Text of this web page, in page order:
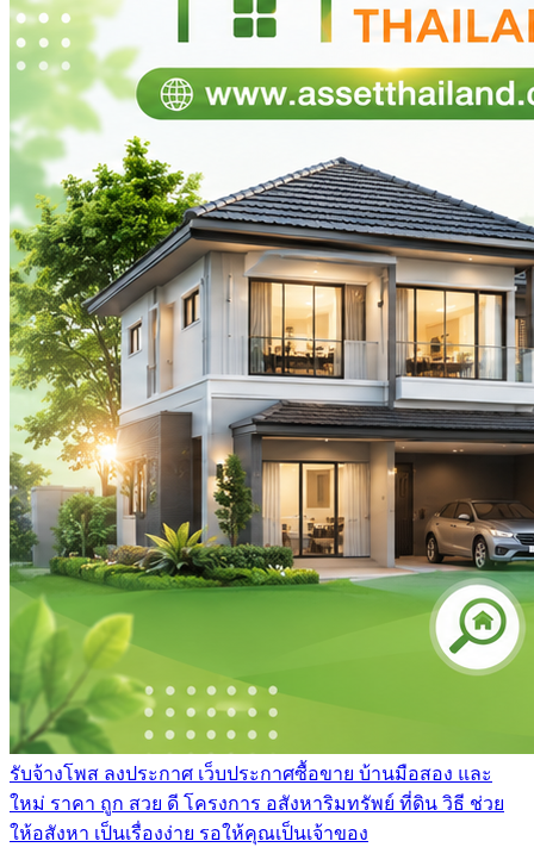
รับจ้างโพส ลงประกาศ เว็บประกาศซื้อขาย บ้านมือสอง และ
ใหม่ ราคา ถูก สวย ดี โครงการ อสังหาริมทรัพย์ ที่ดิน วิธี ช่วย
ให้อสังหา เป็นเรื่องง่าย รอให้คุณเป็นเจ้าของ